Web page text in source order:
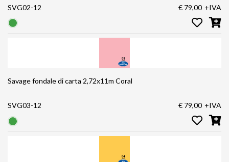
SVG02-12 € 79,00 +IVA
Savage fondale di carta 2,72x11m Coral
SVG03-12 € 79,00 +IVA